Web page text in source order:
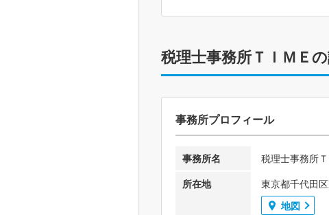
税理士事務所ＴＩＭＥ
事務所プロフィール
事務所名 税理士事務所Ｔ
所在地
東京都千代田
地図